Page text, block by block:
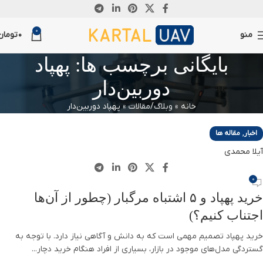
منو 0
0
بایگانی برچسب ها: پهپاد
دوربین‌دار
خانه » وبلاگ/مقالات»پهپاد دوربین‌دار
فوریه
اخبار, مقاله ها
آیلا محمدی
0
خرید پهپاد و ۵ اشتباه مرگبار (چطور از آن‌ها
اجتناب کنیم؟)
خرید پهپاد تصمیم مهمی است که به دانش و آگاهی نیاز دارد. با توجه به
گستردگی مدل‌های موجود در بازار، بسیاری از افراد هنگام خرید دچار...
اکتبر
اکتبر
اکتبر